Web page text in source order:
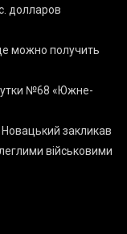
долларов
можно получить
№68 «Южне-
закликав
військовими